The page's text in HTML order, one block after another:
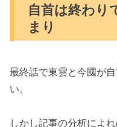
自首は終わり
まり
最終話で東雲と今國が
い。
しかし記事の分析によ